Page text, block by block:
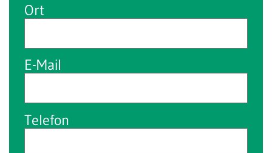
Ort
E-Mail
Telefon